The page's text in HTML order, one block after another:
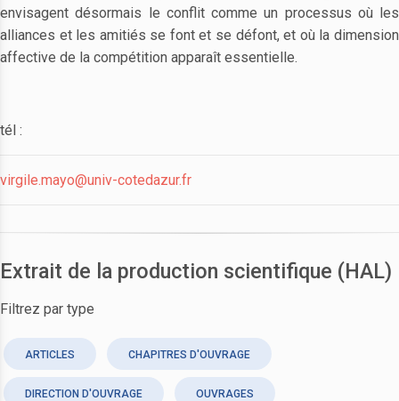
envisagent désormais le conflit comme un processus où les
alliances et les amitiés se font et se défont, et où la dimension
affective de la compétition apparaît essentielle.
tél :
virgile.mayo@univ-cotedazur.fr
Extrait de la production scientifique (HAL)
Filtrez par type
ARTICLES CHAPITRES D'OUVRAGE
DIRECTION D'OUVRAGE OUVRAGES